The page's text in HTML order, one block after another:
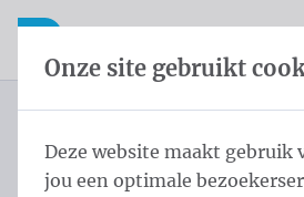
Inhoud overslaan
Taalkeuze overslaan
Open mobiele navigatie
U bevindt zich hier:
Spandoeken
Standaard spandoeken
Standard Spandoek 50x100 cm
50cm
Onze site gebruikt
Deze website maakt gebruik
jou een optimale